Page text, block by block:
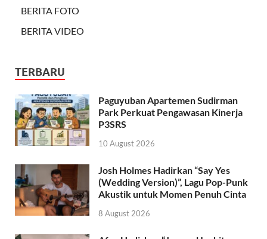
BERITA FOTO
BERITA VIDEO
TERBARU
Paguyuban Apartemen Sudirman
Park Perkuat Pengawasan Kinerja
P3SRS
10 August 2026
Josh Holmes Hadirkan “Say Yes
(Wedding Version)”, Lagu Pop-Punk
Akustik untuk Momen Penuh Cinta
8 August 2026